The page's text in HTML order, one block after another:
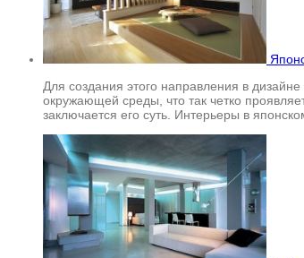
Для создания этого направления в
окружающей среды, что так четко
заключается его суть. Интерьеры в